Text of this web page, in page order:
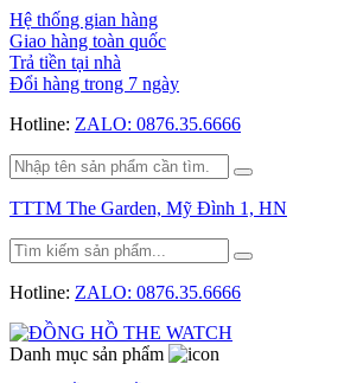
Hệ thống gian hàng
Giao hàng toàn quốc
Trả tiền tại nhà
Đổi hàng trong 7 ngày
Hotline: ZALO: 0876.35.6666
TTTM The Garden, Mỹ Đình 1, HN
Hotline: ZALO: 0876.35.6666
Danh mục sản phẩm